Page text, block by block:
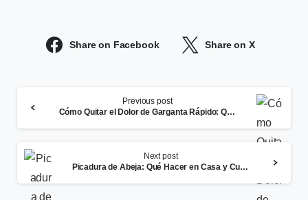
Share on Facebook Share on X
Reading
Previous post
Cómo Quitar el Dolor de Garganta Rápido: Qué Ayuda y Cuándo Ir a Urgent Care
Next post
Picadura de Abeja: Qué Hacer en Casa y Cuándo Necesitas Atención Médica